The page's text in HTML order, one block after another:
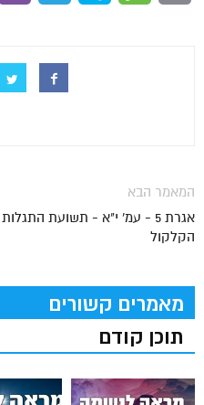
המאמר הבא
אגרת 5 - עמ' י"א - תשועת התגלות
הקלקול
מאמרים קשורים
תוכן קודם